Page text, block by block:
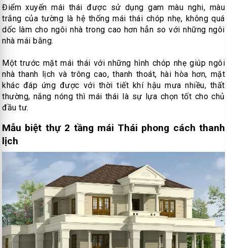
Điểm xuyến mái thái được sử dụng gam màu nghi, màu
trắng của tường là hệ thống mái thái chóp nhẹ, không quá
dốc làm cho ngôi nhà trong cao hơn hẳn so với những ngôi
nhà mái bằng.
Một trước mặt mái thái với những hình chóp nhẹ giúp ngôi
nhà thanh lịch và trông cao, thanh thoát, hài hòa hơn, mặt
khác đáp ứng được với thời tiết khí hậu mưa nhiều, thất
thường, nắng nóng thì mái thái là sự lựa chọn tốt cho chủ
đầu tư.
Mẫu biệt thự 2 tầng mái Thái phong cách thanh
lịch